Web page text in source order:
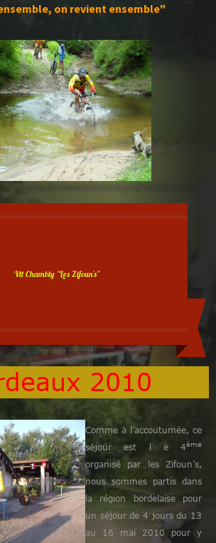
on revient ensemble"
Vtt Chambly "Les Zifoun's"
2010
Comme à l’accoutumée, ce
séjour est l e 4ème
organisé par les Zifoun’s,
nous sommes partis dans
la région bordelaise pour
un séjour de 4 jours du 13
au 16 mai 2010 pour y